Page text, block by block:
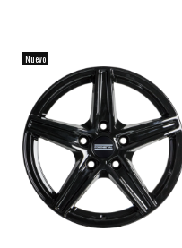
Nuevo